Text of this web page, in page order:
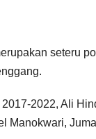
seteru
2022, Ali
Manokwari,